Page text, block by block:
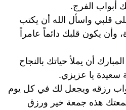
أبواب الفرج.
قلبي واسأل الله أن يكتب
يكون قلبك دائماً عامراً
أن يملأ حياتك بالنجاح
سعيدة يا عزيزي.
رزقه ويجعل لك في كل يوم
هذه جمعة خير ورزق